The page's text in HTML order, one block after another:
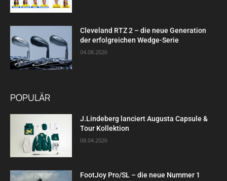
Cleveland RTZ 2 – die neue Generation
der erfolgreichen Wedge-Serie
04.08.2026
POPULÄR
J.Lindeberg lanciert Augusta Capsule &
Tour Kollektion
08.04.2026
FootJoy Pro/SL – die neue Nummer 1